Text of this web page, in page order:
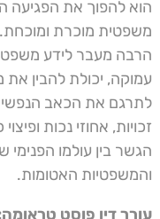
הוא להפוך את הפגיעה
משפטית מוכרת
הרבה מעבר לידע
עמוקה, יכולת להבין
לתרגם את הכאב הנפשי
זכויות, אחוזי נכות
הגשר בין עולמו
והמשפטיות האטומות.
עורך דין פוסט